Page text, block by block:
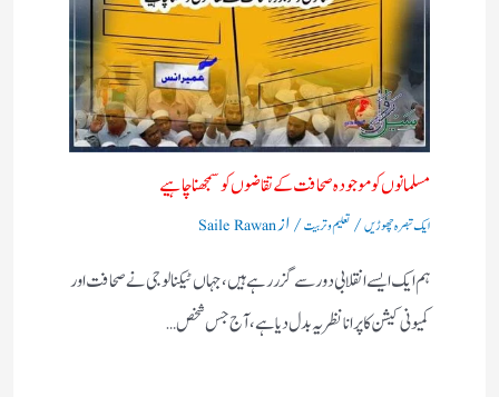
مسلمانوں کو موجودہ صحافت کے تقاضوں کو سمجھنا چاہیے
ایک تبصرہ چھوڑیں/ تعلیم و تربیت/ ازSaile Rawan
ہم ایک ایسے انقلابی دور سے گزر رہے ہیں، جہاں ٹیکنالوجی نے صحافت اور
کمیونی کیشن کا پرانا نظریہ بدل دیا ہے، آج جس شخص…